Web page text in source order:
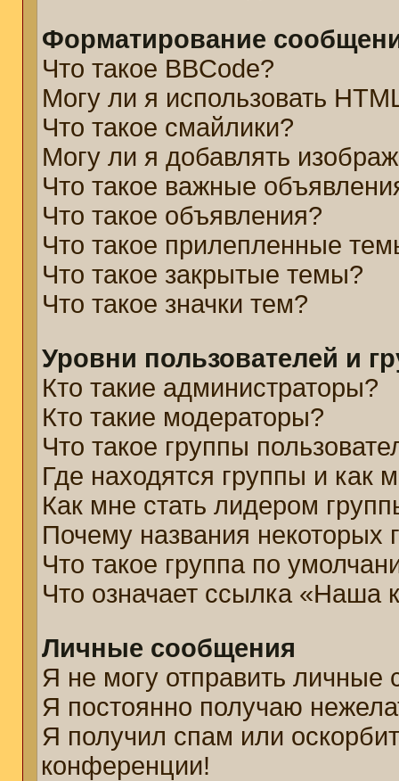
Форматирование
Что такое BBCode?
Могу ли я использовать
Что такое смайлики?
Могу ли я добавлять
Что такое важные
Что такое объявления?
Что такое прилепленные
Что такое закрытые темы?
Что такое значки тем?
Уровни пользователей и
Кто такие администраторы?
Кто такие модераторы?
Что такое группы
Где находятся группы и как
Как мне стать лидером
Почему названия некоторых
Что такое группа по
Что означает ссылка «Наша
Личные сообщения
Я не могу отправить личные
Я постоянно получаю
Я получил спам или
конференции!